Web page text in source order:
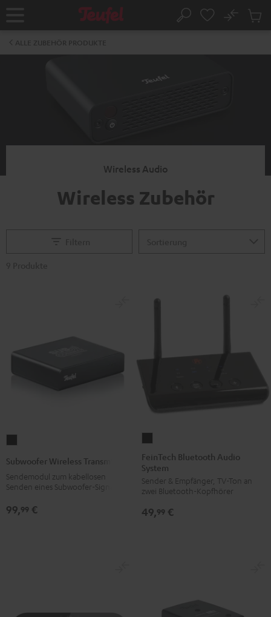
Startseite Suche
No
Wireless Audio
Wireless Zubehör
Wireless
Schwarz
Subwoofer Wireless Transmitter
Sendemodul zum kabellosen
Senden eines Subwoofer-Signals
99,99 €
Bluetooth
Audio
System
Schwarz
FeinTech Bluetooth Audio
System
Sender & Empfänger, TV-Ton an
zwei Bluetooth-Kopfhörer
49,99 €